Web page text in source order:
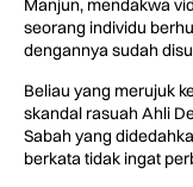
Manjun, mendakwa
seorang individu
dengannya sudah
Beliau yang merujuk
skandal rasuah Ahli
Sabah yang
berkata tidak ingat